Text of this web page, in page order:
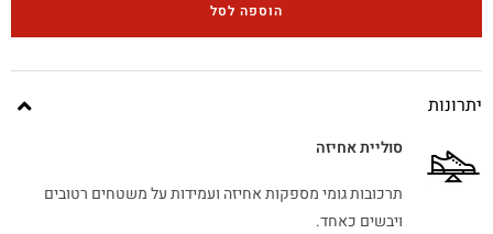
הוספה לסל
יתרונות
סוליית אחיזה
תרכובות גומי מספקות אחיזה ועמידות על משטחים רטובים
ויבשים כאחד.